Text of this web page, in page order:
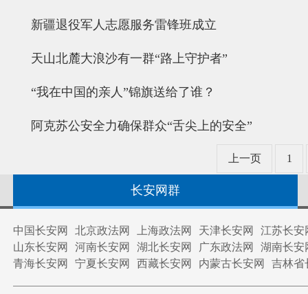
新疆退役军人志愿服务雷锋班成立
天山北麓大浪沙有一群“路上守护者”
“我在中国的亲人”锦旗送给了谁？
阿克苏公安全力确保群众“舌尖上的安全”
上一页 1
长安网群
中国长安网 北京政法网 上海政法网 天津长安网
江苏长安
山东长安网
河南长安网 湖北长安网 广东政法网
湖南长安
青海长安网
宁夏长安网 西藏长安网 内蒙古长安网 吉林省